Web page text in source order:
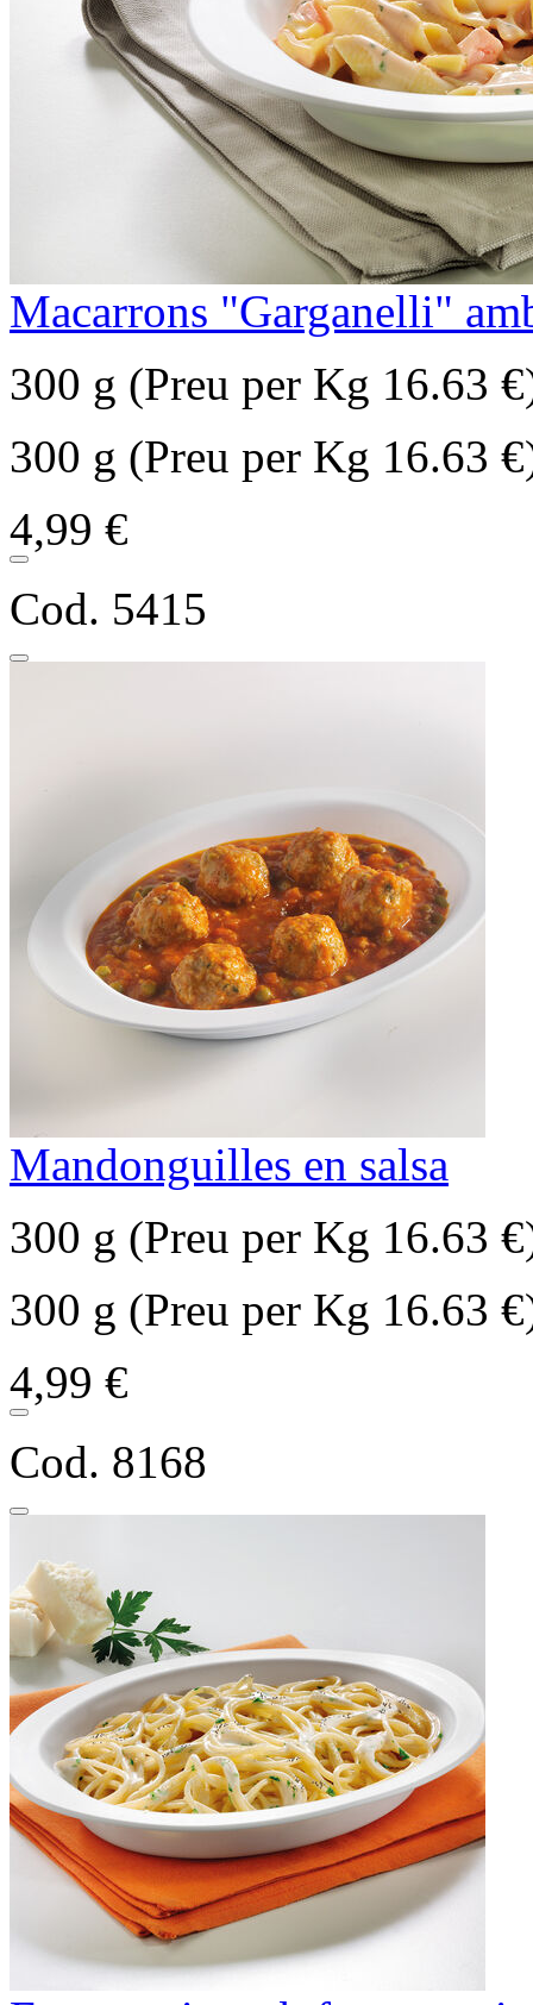
Macarrons "Garganelli"
300 g (Preu per Kg 16.63
300 g (Preu per Kg 16.63
4,99 €
Cod. 5415
Mandonguilles en salsa
300 g (Preu per Kg 16.63
300 g (Preu per Kg 16.63
4,99 €
Cod. 8168